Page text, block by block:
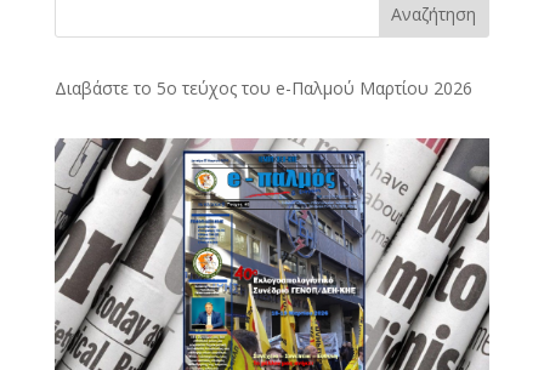
Αναζήτηση
Διαβάστε το 5ο τεύχος του e-Παλμού Μαρτίου 2026